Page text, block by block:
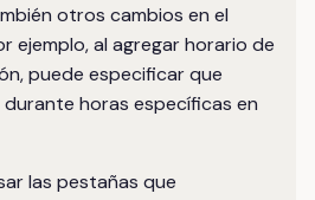
otros cambios en el
ejemplo, al agregar horario de
puede especificar que
horas específicas en
las pestañas que